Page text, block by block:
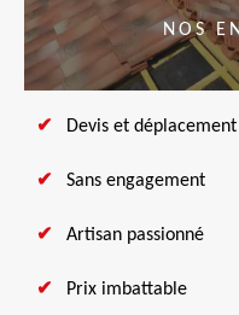
NOS
Devis et
Sans engagement
Artisan passionné
Prix imbattable